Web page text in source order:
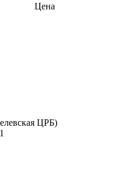
Цена
ЦРБ)